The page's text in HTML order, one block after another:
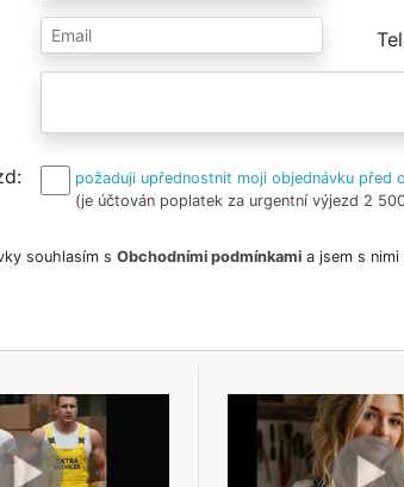
požaduji upřednostnit moji objednávku před
(je účtován poplatek za urgentní výjezd 2
souhlasím s Obchodními podmínkamia jsem s nimi